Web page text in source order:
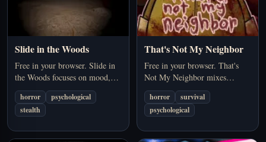
Slide in the Woods
Free in your browser. Slide in
the Woods focuses on mood,
uncertainty, and dread rather
than constant action. A strong
pick if you want psychological
horror
psychological
stealth
That's Not My Neighbor
Free in your browser. That's
Not My Neighbor mixes
observation and suspicion,
asking you to read clues
quickly before letting the
horror
survival
psychological